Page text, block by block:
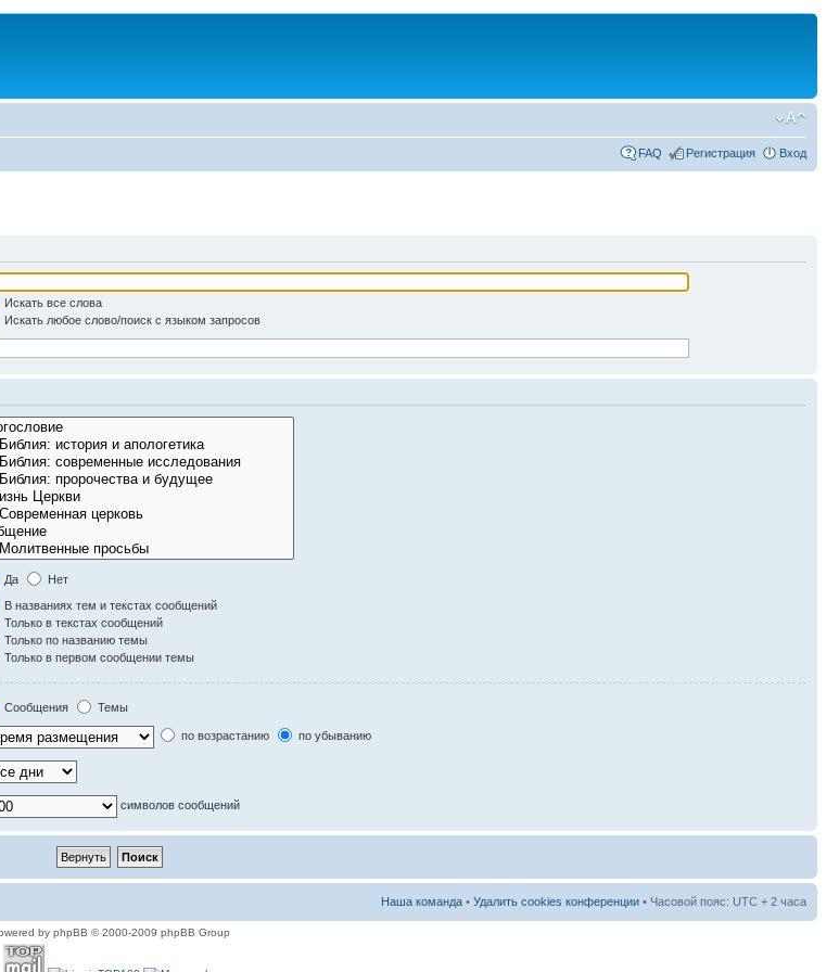
FAQ Регистрация Вход
Искать все слова
Искать любое слово/поиск с языком запросов
Да
Нет
В названиях тем и текстах сообщений
Только в текстах сообщений
Только по названию темы
Только в первом сообщении темы
Сообщения
Темы
по возрастанию по убыванию
символов сообщений
Наша команда • Удалить cookies конференции • Часовой пояс: UTC + 2 часа
by phpBB © 2000-2009 phpBB Group